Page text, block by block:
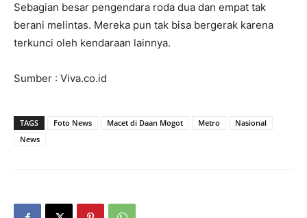
Sebagian besar pengendara roda dua dan empat tak
berani melintas. Mereka pun tak bisa bergerak karena
terkunci oleh kendaraan lainnya.
Sumber : Viva.co.id
TAGS Foto News Macet di Daan Mogot Metro
Nasional
News